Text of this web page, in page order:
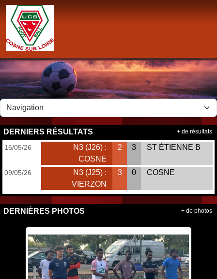
DERNIERS RÉSULTATS
16/05/26
N3 (J26) :
COSNE
2 3 ST ÉTIENNE B
09/05/26
N3 (J25) :
VIERZON
3 0 COSNE
+ de résultats
DERNIÈRES PHOTOS + de photos
Panneau de gestion des cookies